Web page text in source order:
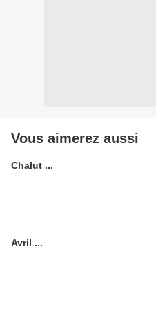
Vous aimerez aussi
Chalut ...
Avril ...